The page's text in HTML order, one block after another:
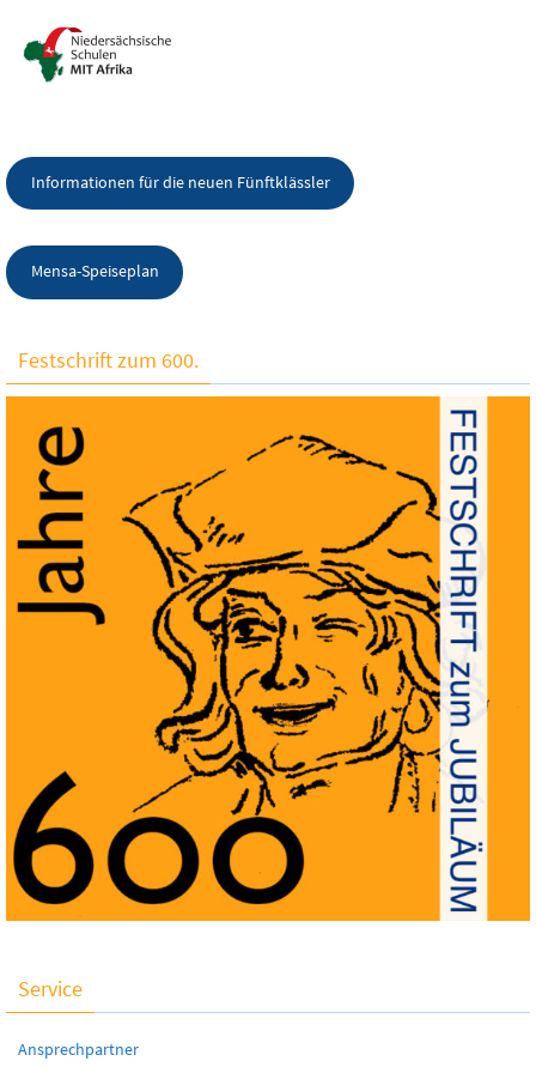
Informationen für die neuen Fünftklässler
Mensa-Speiseplan
Festschrift zum 600.
Service
Ansprechpartner